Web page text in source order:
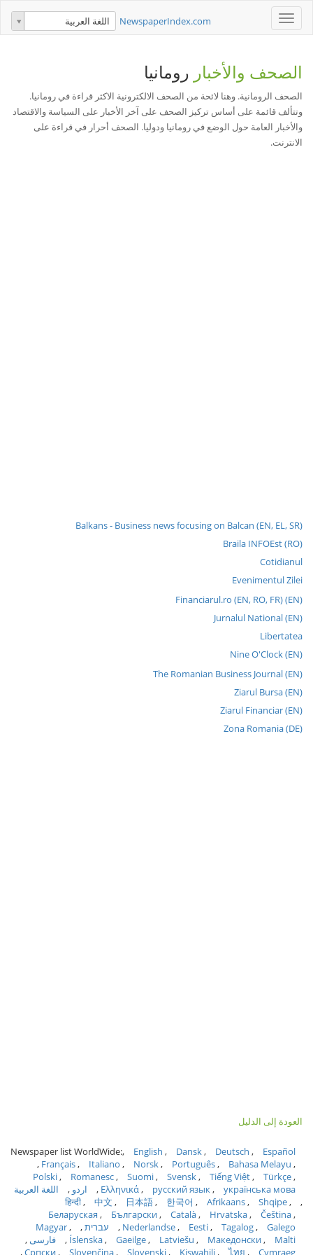
Toggle
navigation
NewspaperIndex.com اللغة العربية
الصحف والأخبار رومانيا
الصحف الرومانية. وهنا لائحة من الصحف الالكترونية الاكثر قراءة في رومانيا.
وتتألف قائمة على أساس تركيز الصحف على آخر الأخبار على السياسة والاقتصاد
والأخبار العامة حول الوضع في رومانيا ودوليا. الصحف أحرار في قراءة على
الانترنت.
Balkans - Business news focusing on Balcan (EN, EL, SR)
Braila INFOEst (RO)
Cotidianul
Evenimentul Zilei
Financiarul.ro (EN, RO, FR) (EN)
Jurnalul National (EN)
Libertatea
Nine O'Clock (EN)
The Romanian Business Journal (EN)
Ziarul Bursa (EN)
Ziarul Financiar (EN)
Zona Romania (DE)
العودة إلى الدليل
Newspaper list WorldWide: English Dansk Deutsch
Español
Français
Italiano Norsk Português
Bahasa Melayu
Polski
Romanesc Suomi Svensk Tiếng Việt
Türkçe
Ελληνικά
русский язык українська мова اردو
اللغة العربية
हिन्दी
中文 日本語 한국어 Afrikaans
Shqipe
Беларуская
Български Català Hrvatska
Čeština
Nederlandse
Eesti Tagalog Galego עברית
Magyar
Íslenska
Gaeilge Latviešu Македонски Malti
فارسی
Српски
Slovenčina Slovenski Kiswahili ไทย Cymraeg